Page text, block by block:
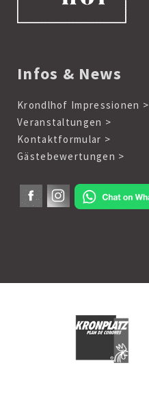
Infos & News
Krondlhof Impressionen >
Veranstaltungen >
Kontaktformular >
Gästebewertungen >